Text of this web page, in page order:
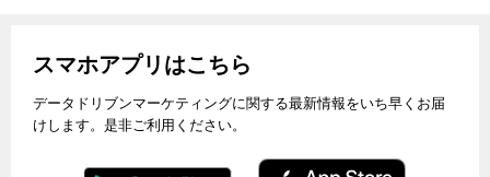
スマホアプリはこちら
データドリブンマーケティングに関する最新情報をいち早くお届
けします。是非ご利用ください。